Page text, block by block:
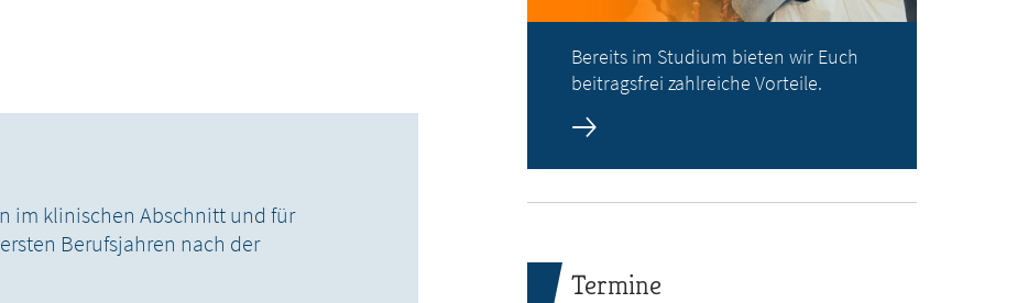
im klinischen Abschnitt und für
Berufsjahren nach der
Bereits im Studium bieten wir Euch
beitragsfrei zahlreiche Vorteile.
Termine